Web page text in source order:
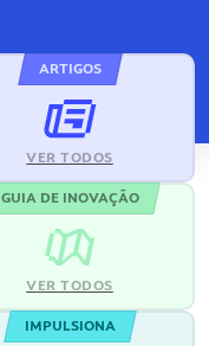
ARTIGOS
VER TODOS
GUIA DE INOVAÇÃO
VER TODOS
IMPULSIONA